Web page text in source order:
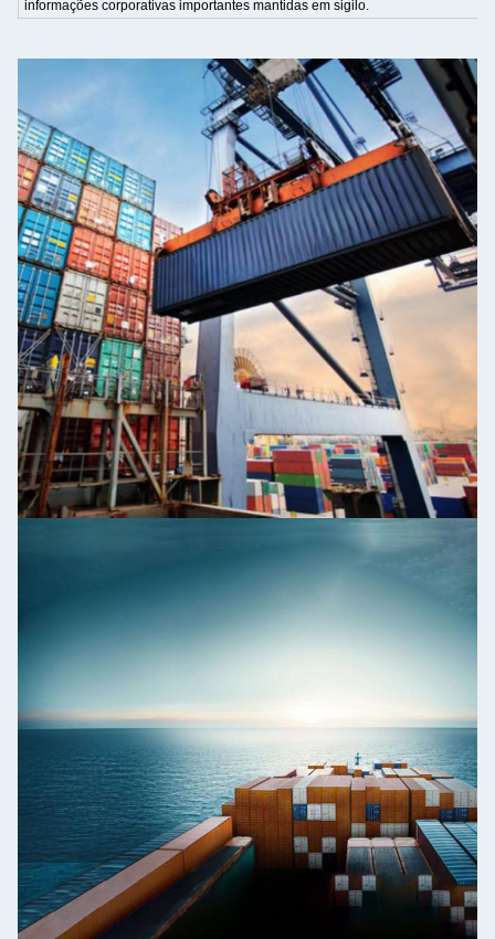
informações corporativas importantes mantidas em sigilo.